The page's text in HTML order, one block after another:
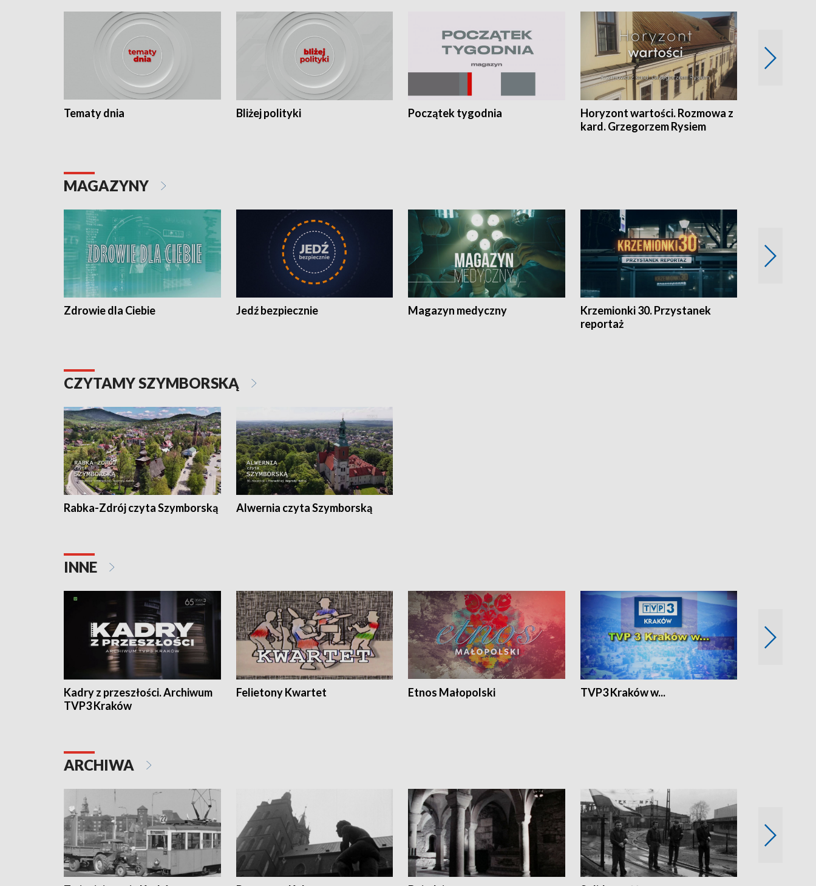
Tematy dnia Bliżej polityki Początek tygodnia
Horyzont wartości. Rozmowa z
kard. Grzegorzem Rysiem
MAGAZYNY
Zdrowie dla Ciebie Jedź bezpiecznie Magazyn medyczny
Krzemionki 30. Przystanek
reportaż
CZYTAMY SZYMBORSKĄ
Rabka-Zdrój czyta Szymborską Alwernia czyta Szymborską
INNE
Kadry z przeszłości. Archiwum
TVP3 Kraków
Felietony Kwartet Etnos Małopolski TVP3 Kraków w...
ARCHIWA